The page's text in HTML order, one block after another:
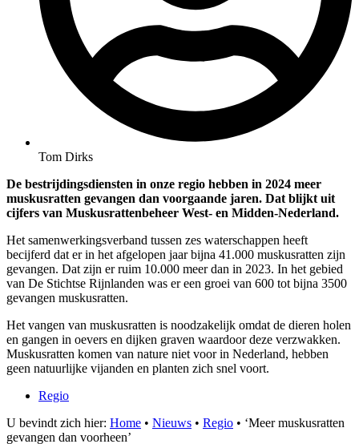
Tom Dirks
De bestrijdingsdiensten in onze regio hebben in 2024 meer
muskusratten gevangen dan voorgaande jaren. Dat blijkt uit
cijfers van Muskusrattenbeheer West- en Midden-Nederland.
Het samenwerkingsverband tussen zes waterschappen heeft
becijferd dat er in het afgelopen jaar bijna 41.000 muskusratten zijn
gevangen. Dat zijn er ruim 10.000 meer dan in 2023. In het gebied
van De Stichtse Rijnlanden was er een groei van 600 tot bijna 3500
gevangen muskusratten.
Het vangen van muskusratten is noodzakelijk omdat de dieren holen
en gangen in oevers en dijken graven waardoor deze verzwakken.
Muskusratten komen van nature niet voor in Nederland, hebben
geen natuurlijke vijanden en planten zich snel voort.
Regio
U bevindt zich hier: Home • Nieuws • Regio • ‘Meer muskusratten
gevangen dan voorheen’